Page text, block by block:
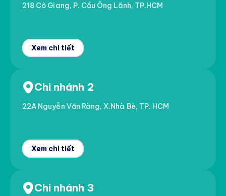
218 Cô Giang, P. Cầu Ông Lãnh, TP.HCM
Xem chi tiết
Chi nhánh 2
22A Nguyễn Văn Ràng, X.Nhà Bè, TP. HCM
Xem chi tiết
Chi nhánh 3